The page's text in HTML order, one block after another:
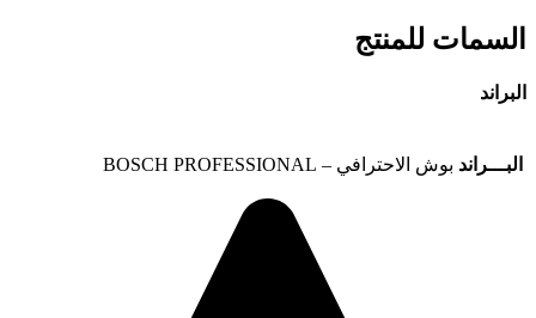
السمات للمنتج
البراند
البـــراند بوش الاحترافي – BOSCH PROFESSIONAL